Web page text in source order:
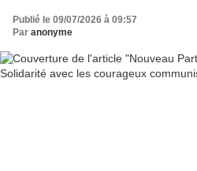
Publié le 09/07/2026 à 09:57
Par anonyme